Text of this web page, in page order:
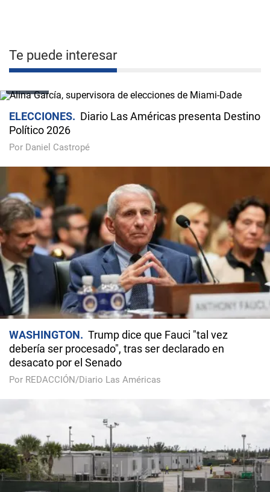
Te puede interesar
ELECCIONES
Diario Las Américas presenta Destino
Político 2026
Por Daniel Castropé
WASHINGTON
Trump dice que Fauci "tal vez
debería ser procesado", tras ser declarado en
desacato por el Senado
Por REDACCIÓN/Diario Las Américas